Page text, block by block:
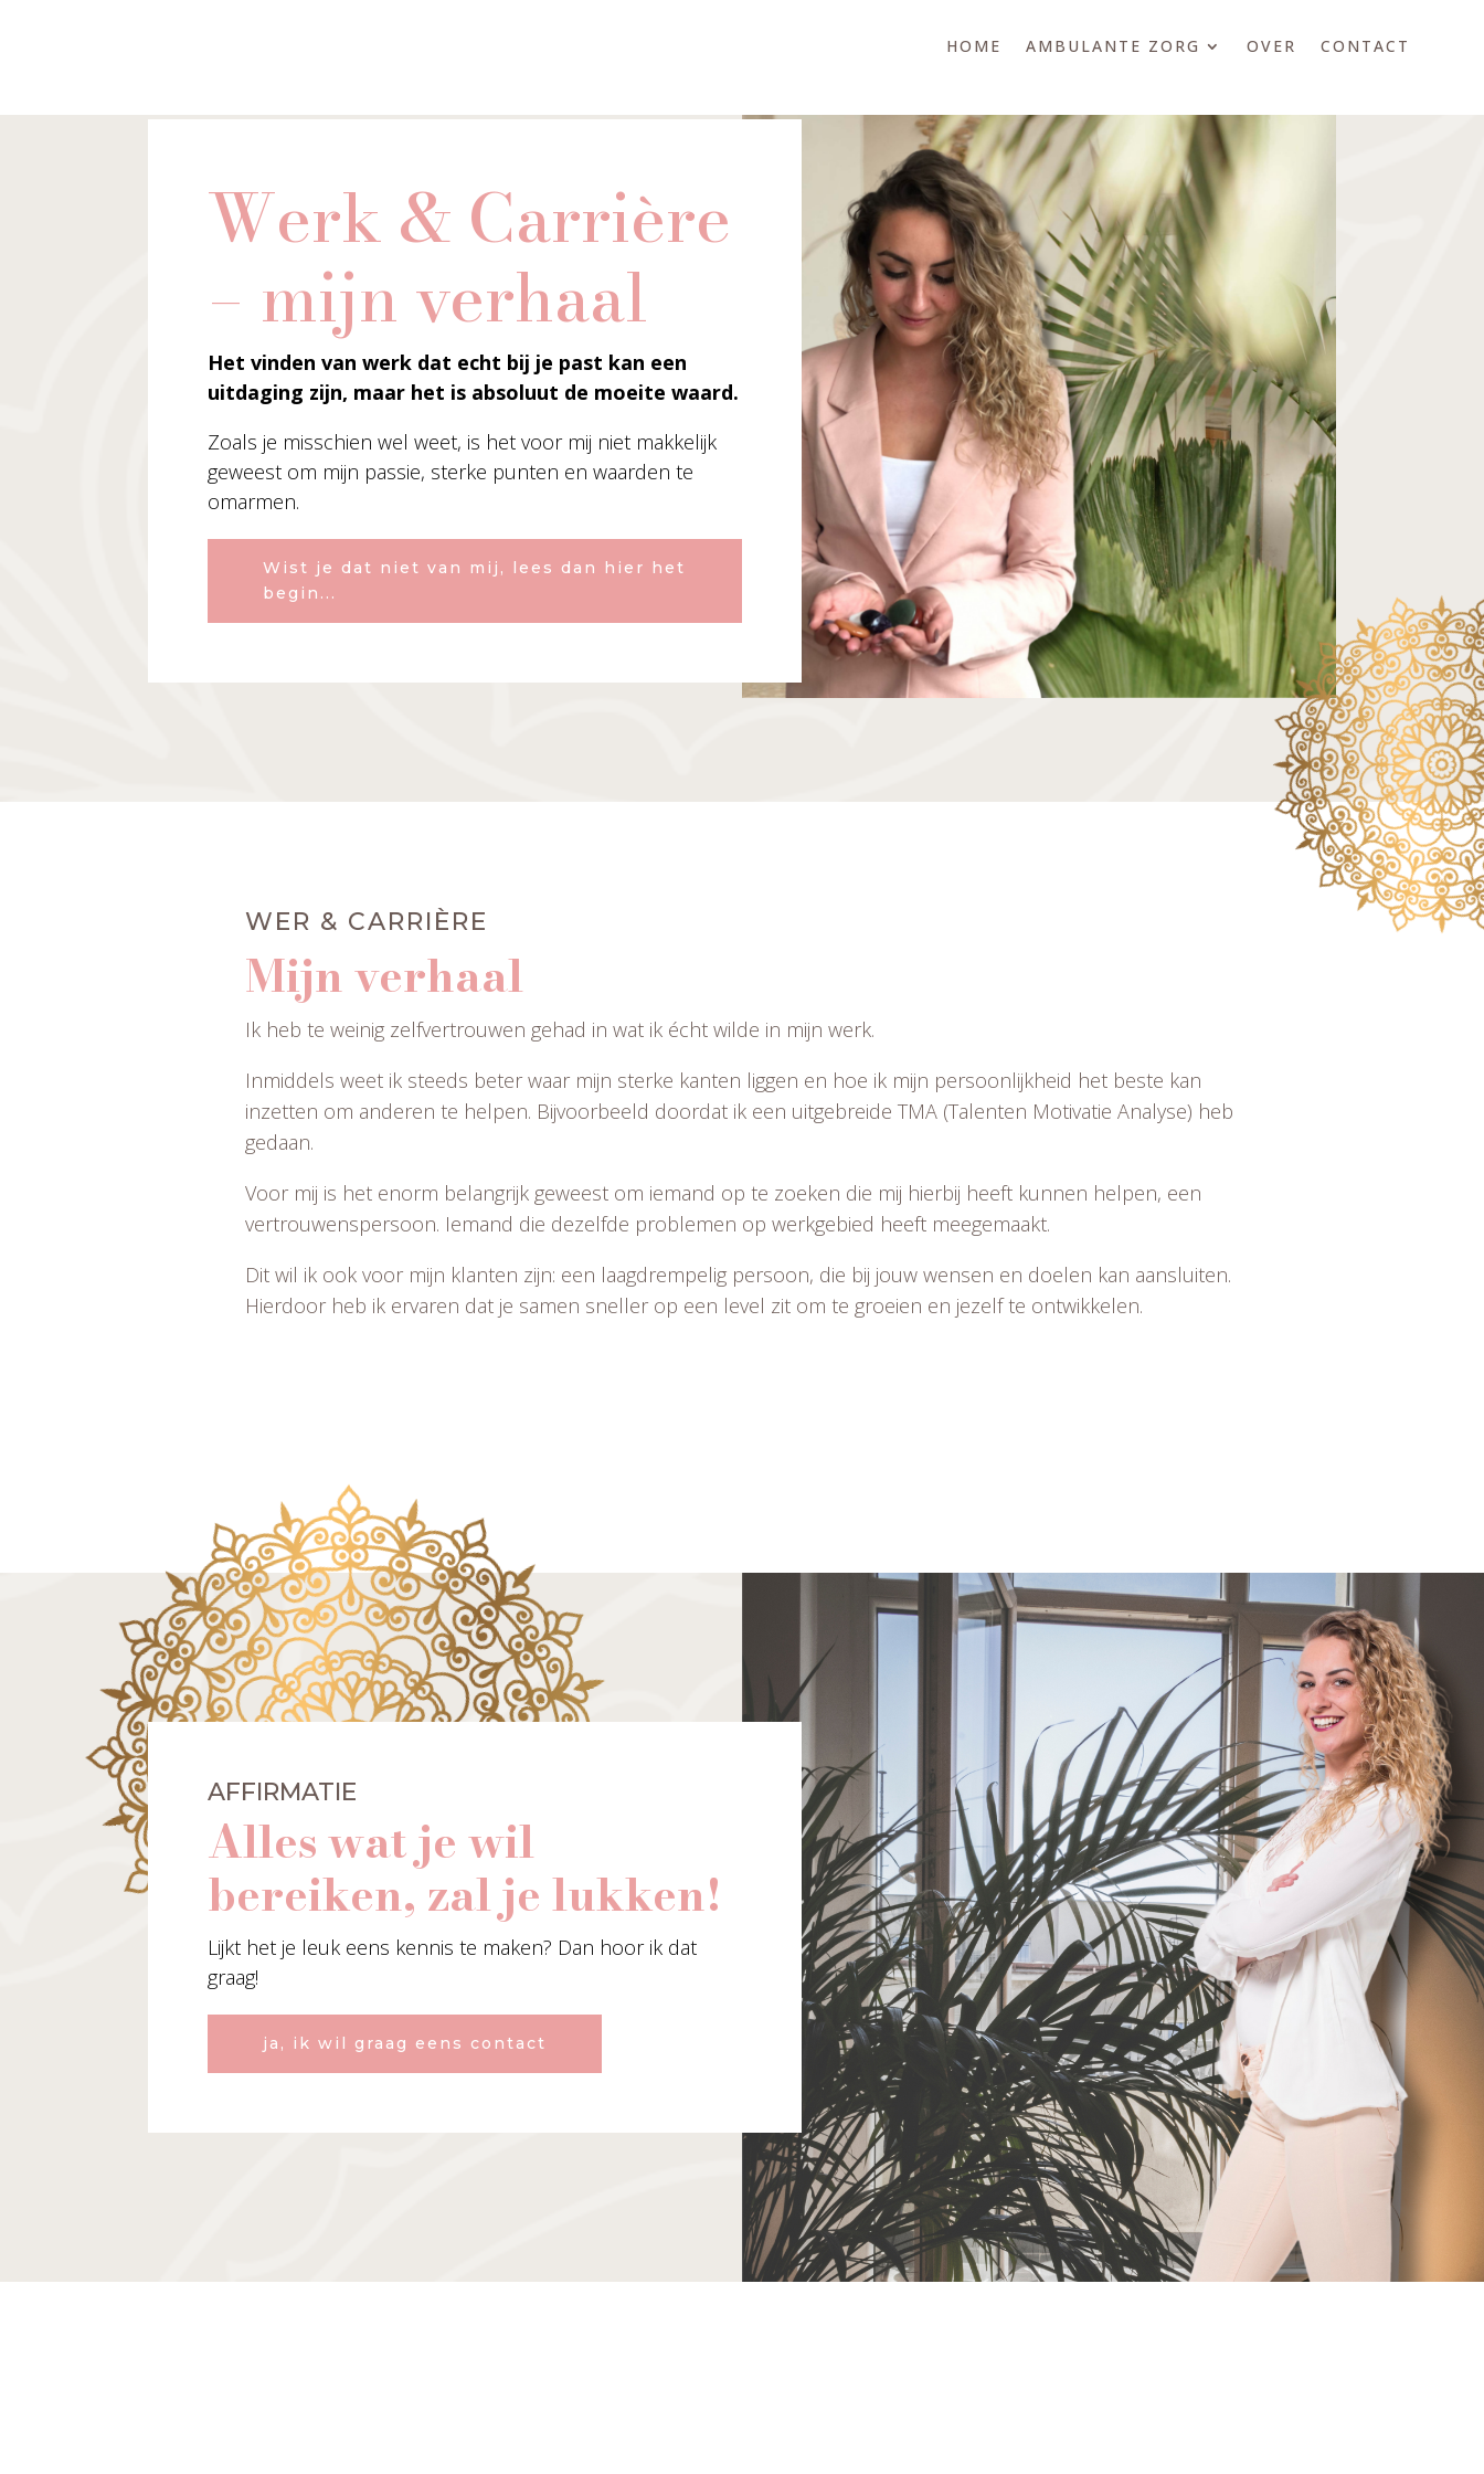
HOME AMBULANTE ZORG OVER CONTACT
Werk & Carrière
– mijn verhaal
Het vinden van werk dat echt bij je past kan een
uitdaging zijn, maar het is absoluut de moeite waard.
Zoals je misschien wel weet, is het voor mij niet makkelijk
geweest om mijn passie, sterke punten en waarden te
omarmen.
Wist je dat niet van mij, lees dan hier het
begin...
WER & CARRIÈRE
Mijn verhaal
Ik heb te weinig zelfvertrouwen gehad in wat ik écht wilde in mijn werk.
Inmiddels weet ik steeds beter waar mijn sterke kanten liggen en hoe ik mijn persoonlijkheid het beste kan
inzetten om anderen te helpen. Bijvoorbeeld doordat ik een uitgebreide TMA (Talenten Motivatie Analyse) heb
gedaan.
Voor mij is het enorm belangrijk geweest om iemand op te zoeken die mij hierbij heeft kunnen helpen, een
vertrouwenspersoon. Iemand die dezelfde problemen op werkgebied heeft meegemaakt.
Dit wil ik ook voor mijn klanten zijn: een laagdrempelig persoon, die bij jouw wensen en doelen kan aansluiten.
Hierdoor heb ik ervaren dat je samen sneller op een level zit om te groeien en jezelf te ontwikkelen.
AFFIRMATIE
Alles wat je wil
bereiken, zal je lukken!
Lijkt het je leuk eens kennis te maken? Dan hoor ik dat
graag!
ja, ik wil graag eens contact